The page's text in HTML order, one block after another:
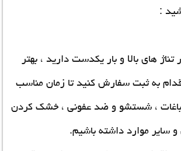
:
های بالا و بار یکدست دارید ، بهتر
به ثبت سفارش کنید تا زمان مناسب
باغات ، شستشو و ضد عفونی ، خشک کردن
سایر موارد داشته باشیم.